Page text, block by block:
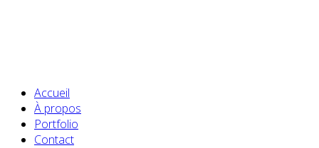
Accueil
À propos
Portfolio
Contact